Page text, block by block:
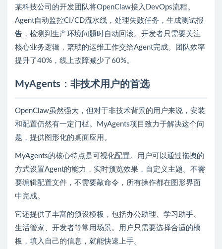
某科技公司的开发团队将OpenClaw接入DevOps流程。
Agent自动监控CI/CD流水线，处理失败任务，生成测试报
告，检测到生产环境问题时自动回滚。开发者只需要关注
核心业务逻辑，繁琐的运维工作交给Agent完成。团队效率
提升了40%，线上故障减少了60%。
MyAgents：非技术用户的首选
OpenClaw虽然强大，但对于非技术背景的用户来说，安装
和配置仍然有一定门槛。MyAgents项目致力于解决这个问
题，提供图形化的桌面应用。
MyAgents的核心特点是可视化配置。用户可以通过拖拽的
方式设置Agent的能力，实时预览效果，自定义主题。不需
要编辑配置文件，不需要敲命令，所有操作都在图形界面
中完成。
它还提供了丰富的预设模板，包括办公助理、学习助手、
生活管家、开发者等常用场景。用户只需要选择合适的模
板，填入自己的信息，就能快速上手。